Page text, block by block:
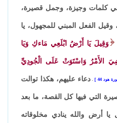
كلمات وجيزة، وجمل قصيرة،
الفعل المبني للمجهول، يا
وَقِيلَ يَا أَرْضُ ابْلَعِي مَاءكِ وَيَا
الأَمْرُ وَاسْتَوَتْ عَلَى الْجُودِيِّ
هود 44 دعاء عليهم، هكذا توالت
التي فيها كل القصة، ما بعد
يا أرض والله ينادي مخلوقاته